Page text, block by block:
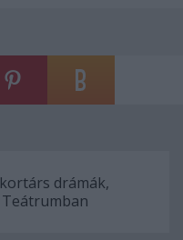
drámák,